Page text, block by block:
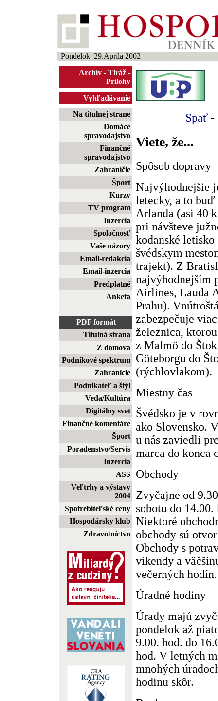
Pondelok 29.Apríla 2002
Archív - Tiráž -
Prílohy
Vyhľadávanie
Na titulnej strane
Domáce
spravodajstvo
Finančné
spravodajstvo
Zahraničie
Šport
Kurzy
TV program
Inzercia
Spoločnosť
Vaše názory
Email-redakcia
Email-inzercia
Predplatné
Anketa
PDF formát
Titulná strana
Z domova
Podnikové spektrum
Zahranicie
Podnikateľ a štýl
Veda/Kultúra
Digitálny svet
Finančné komentáre
Šport
Poradenstvo/Servis
Inzercia
ASS
Veľtrhy a výstavy
2004
Spotrebiteľské ceny
Hospodársky klub
Zdravotníctvo
Spať -
Viete, že...
Spôsob dopravy
Najvýhodnejšie
letecky, a to
Arlanda (asi 40
pri návšteve
kodanské
švédskym
trajekt). Z
najvýhodnejším
Airlines, Lauda
Prahu).
zabezpečuje
železnica,
z Malmö do
Göteborgu do
(rýchlovlakom).
Miestny čas
Švédsko je v
ako Slovensko.
u nás zaviedli
marca do konca
Obchody
Zvyčajne od
sobotu do
Niektoré
obchody sú
Obchody s
víkendy a
večerných hodín.
Úradné hodiny
Úrady majú
pondelok až
9.00. hod. do
hod. V letných
mnohých
hodinu skôr.